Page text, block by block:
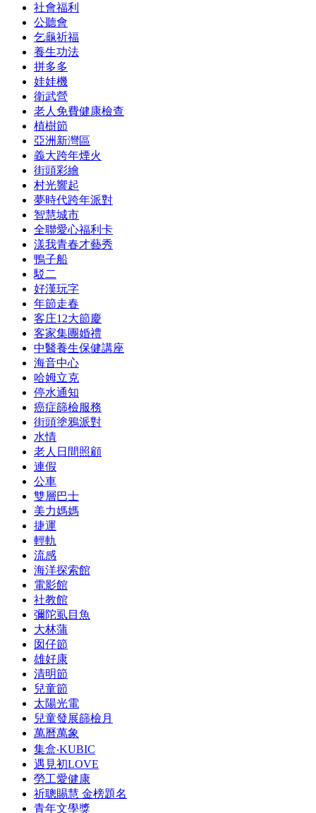
社會福利
公聽會
乞龜祈福
養生功法
拼多多
娃娃機
衛武營
老人免費健康檢查
植樹節
亞洲新灣區
義大跨年煙火
街頭彩繪
村光響起
夢時代跨年派對
智慧城市
全聯愛心福利卡
漾我青春才藝秀
鴨子船
駁二
好漢玩字
年節走春
客庄12大節慶
客家集團婚禮
中醫養生保健講座
海音中心
哈姆立克
停水通知
癌症篩檢服務
街頭塗鴉派對
水情
老人日間照顧
連假
公車
雙層巴士
美力媽媽
捷運
輕軌
流感
海洋探索館
電影館
社教館
彌陀虱目魚
大林蒲
囡仔節
雄好康
清明節
兒童節
太陽光電
兒童發展篩檢月
萬曆萬象
集盒‧KUBIC
遇見初LOVE
勞工愛健康
祈聰賜慧 金榜題名
青年文學獎